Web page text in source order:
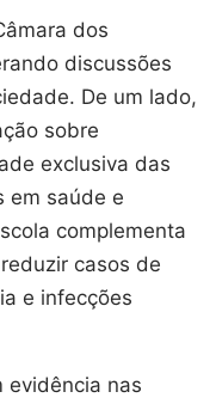
dos
discussões
De um lado,
sobre
exclusiva das
em saúde e
complementa
casos de
e infecções
evidência nas